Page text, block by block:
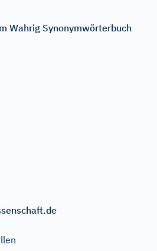
Wahrig Synonymwörterbuch